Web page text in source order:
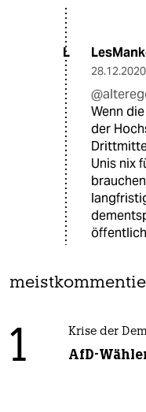
L
28.12.2020
Wenn
der
Unis nix
1 Krise der
AfD-